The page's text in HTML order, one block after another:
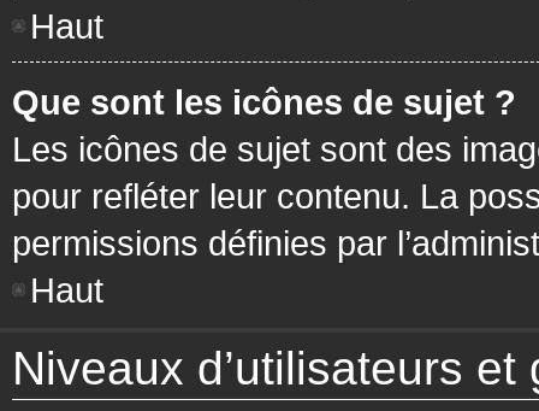
Haut
Que sont les icônes de sujet ?
Les icônes de sujet sont des
pour refléter leur contenu. La
permissions définies par
Haut
Niveaux d’utilisateurs et